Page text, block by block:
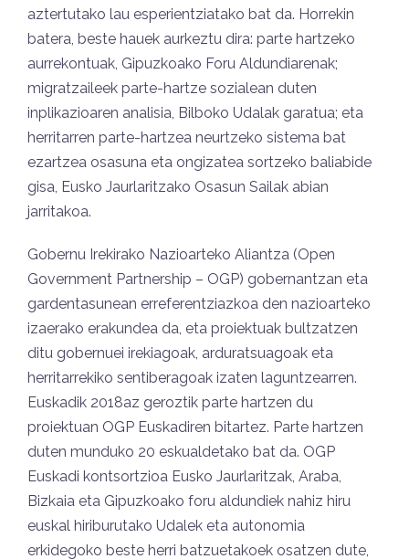
aztertutako lau esperientziatako bat da. Horrekin
batera, beste hauek aurkeztu dira: parte hartzeko
aurrekontuak, Gipuzkoako Foru Aldundiarenak;
migratzaileek parte-hartze sozialean duten
inplikazioaren analisia, Bilboko Udalak garatua; eta
herritarren parte-hartzea neurtzeko sistema bat
ezartzea osasuna eta ongizatea sortzeko baliabide
gisa, Eusko Jaurlaritzako Osasun Sailak abian
jarritakoa.
Gobernu Irekirako Nazioarteko Aliantza (Open
Government Partnership – OGP) gobernantzan eta
gardentasunean erreferentziazkoa den nazioarteko
izaerako erakundea da, eta proiektuak bultzatzen
ditu gobernuei irekiagoak, arduratsuagoak eta
herritarrekiko sentiberagoak izaten laguntzearren.
Euskadik 2018az geroztik parte hartzen du
proiektuan OGP Euskadiren bitartez. Parte hartzen
duten munduko 20 eskualdetako bat da. OGP
Euskadi kontsortzioa Eusko Jaurlaritzak, Araba,
Bizkaia eta Gipuzkoako foru aldundiek nahiz hiru
euskal hiriburutako Udalek eta autonomia
erkidegoko beste herri batzuetakoek osatzen dute,